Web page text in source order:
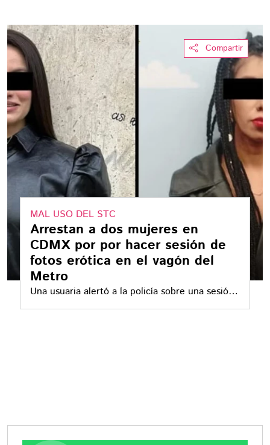
Compartir
MAL USO DEL STC
Arrestan a dos mujeres en
CDMX por por hacer sesión de
fotos erótica en el vagón del
Metro
Una usuaria alertó a la policía sobre una sesión
fotográfica inapropiada